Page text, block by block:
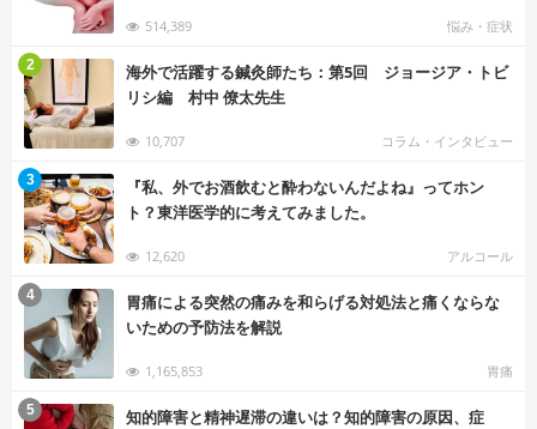
514,389 悩み・症状
海外で活躍する鍼灸師たち：第5回 ジョージア・トビ
リシ編 村中 僚太先生
10,707 コラム・インタビュー
2
『私、外でお酒飲むと酔わないんだよね』ってホン
ト？東洋医学的に考えてみました。
12,620 アルコール
3
胃痛による突然の痛みを和らげる対処法と痛くならな
いための予防法を解説
1,165,853 胃痛
4
知的障害と精神遅滞の違いは？知的障害の原因、症
5